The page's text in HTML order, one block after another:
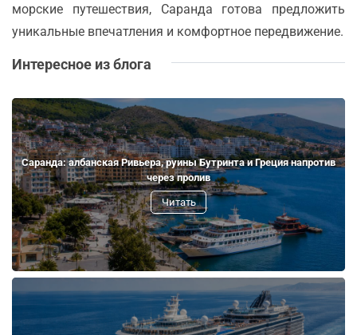
морские путешествия, Саранда готова предложить
уникальные впечатления и комфортное передвижение.
Интересное из блога
Саранда: албанская Ривьера, руины Бутринта и Греция напротив
через пролив
Читать